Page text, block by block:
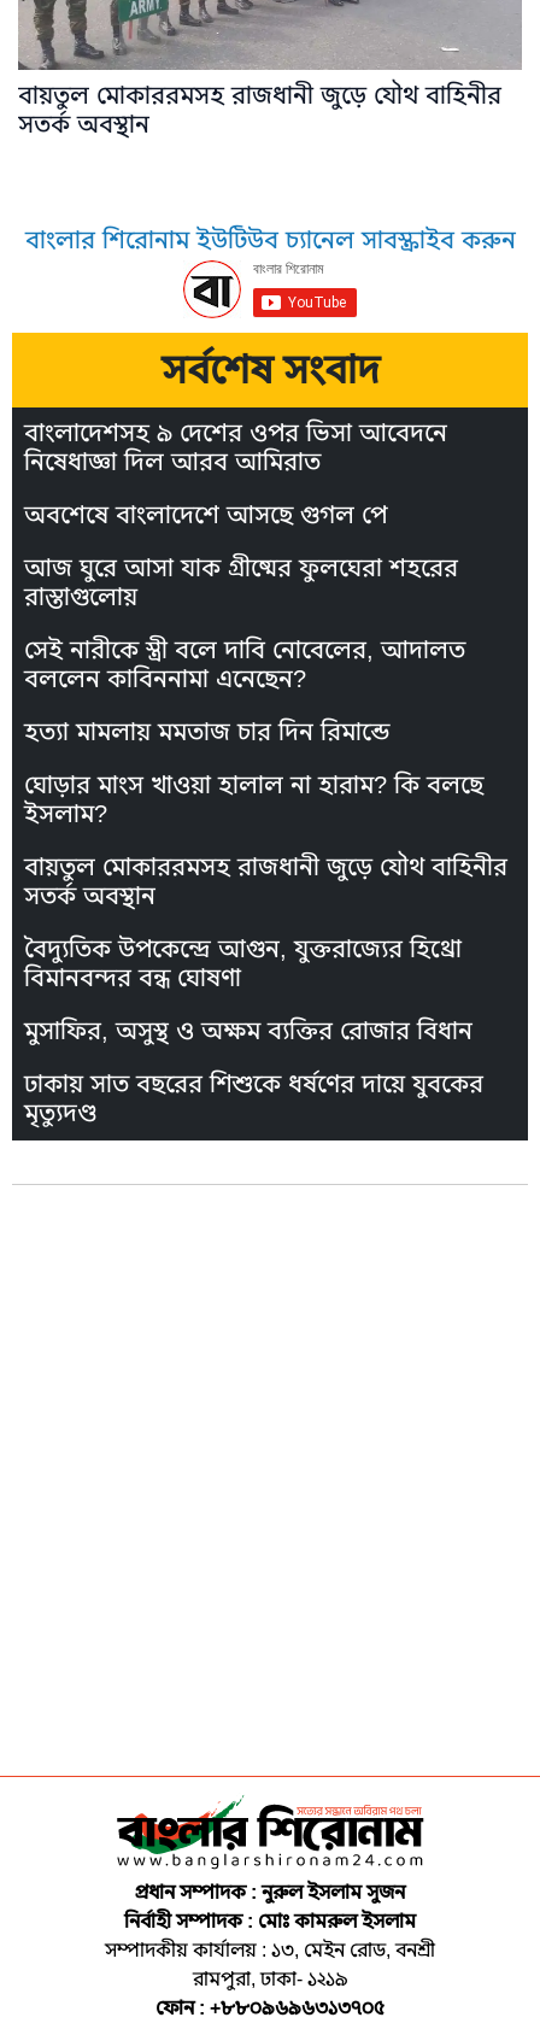
বায়তুল মোকাররমসহ রাজধানী জুড়ে যৌথ বাহিনীর
সতর্ক অবস্থান
বাংলার শিরোনাম ইউটিউব চ্যানেল সাবস্ক্রাইব করুন
সর্বশেষ সংবাদ
বাংলাদেশসহ ৯ দেশের ওপর ভিসা আবেদনে
নিষেধাজ্ঞা দিল আরব আমিরাত
অবশেষে বাংলাদেশে আসছে গুগল পে
আজ ঘুরে আসা যাক গ্রীষ্মের ফুলঘেরা শহরের
রাস্তাগুলোয়
সেই নারীকে স্ত্রী বলে দাবি নোবেলের, আদালত
বললেন কাবিননামা এনেছেন?
হত্যা মামলায় মমতাজ চার দিন রিমান্ডে
ঘোড়ার মাংস খাওয়া হালাল না হারাম? কি বলছে
ইসলাম?
বায়তুল মোকাররমসহ রাজধানী জুড়ে যৌথ বাহিনীর
সতর্ক অবস্থান
বৈদ্যুতিক উপকেন্দ্রে আগুন, যুক্তরাজ্যের হিথ্রো
বিমানবন্দর বন্ধ ঘোষণা
মুসাফির, অসুস্থ ও অক্ষম ব্যক্তির রোজার বিধান
ঢাকায় সাত বছরের শিশুকে ধর্ষণের দায়ে যুবকের
মৃত্যুদণ্ড
প্রধান সম্পাদক : নুরুল ইসলাম সুজন
নির্বাহী সম্পাদক : মোঃ কামরুল ইসলাম
সম্পাদকীয় কার্যালয় : ১৩, মেইন রোড, বনশ্রী
রামপুরা, ঢাকা- ১২১৯
ফোন : +৮৮০৯৬৯৬৩১৩৭০৫